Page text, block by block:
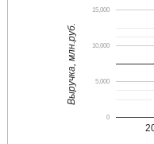
0
5,000
10,000
15,000
Выручка, млн.руб.